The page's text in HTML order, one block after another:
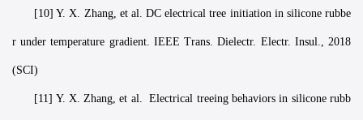
[10] Y. X. Zhang, et al. DC electrical tree initiation in silicone rubbe
r under temperature gradient. IEEE Trans. Dielectr. Electr. Insul., 2018
(SCI)
[11] Y. X. Zhang, et al. Electrical treeing behaviors in silicone rubb